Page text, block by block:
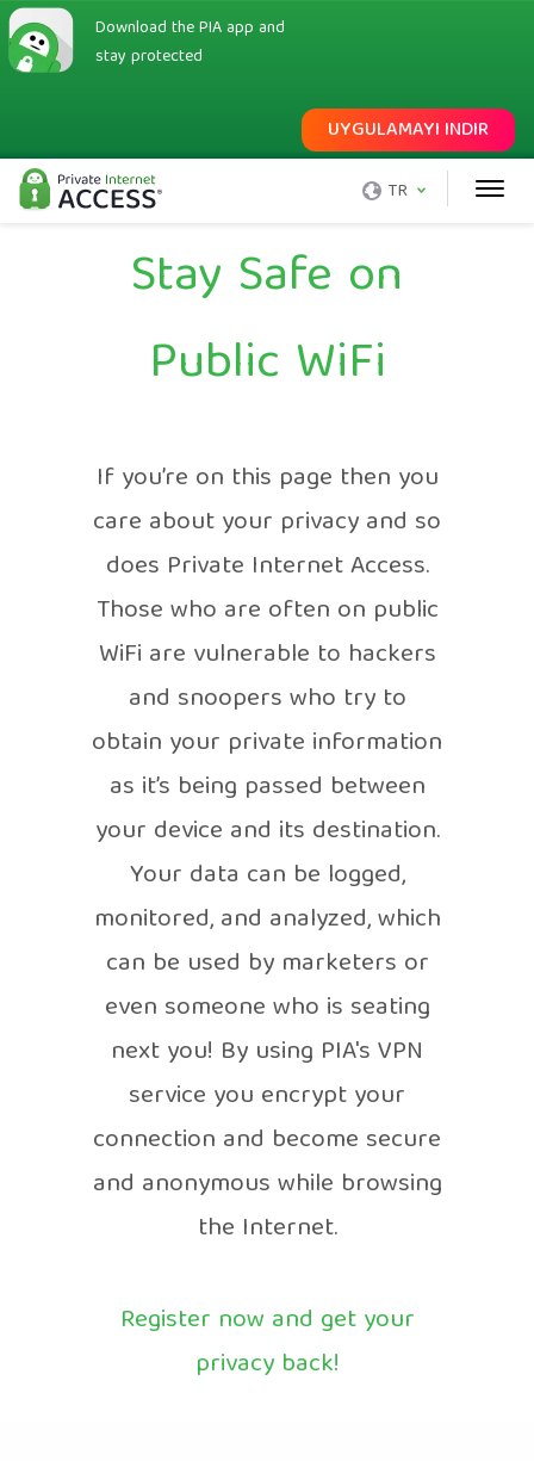
Download the PIA app and
stay protected
UYGULAMAYI INDIR
TR
Stay Safe on
Public WiFi
If you’re on this page then you
care about your privacy and so
does Private Internet Access.
Those who are often on public
WiFi are vulnerable to hackers
and snoopers who try to
obtain your private information
as it’s being passed between
your device and its destination.
Your data can be logged,
monitored, and analyzed, which
can be used by marketers or
even someone who is seating
next you! By using PIA's VPN
service you encrypt your
connection and become secure
and anonymous while browsing
the Internet.
Register now and get your
privacy back!